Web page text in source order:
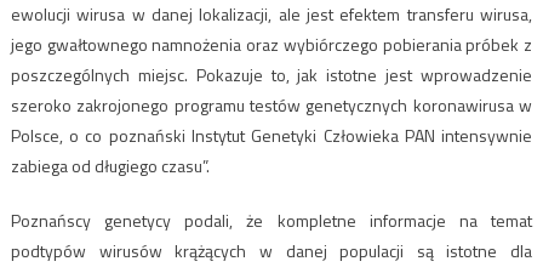
ewolucji wirusa w danej lokalizacji, ale jest efektem transferu wirusa,
jego gwałtownego namnożenia oraz wybiórczego pobierania próbek z
poszczególnych miejsc. Pokazuje to, jak istotne jest wprowadzenie
szeroko zakrojonego programu testów genetycznych koronawirusa w
Polsce, o co poznański Instytut Genetyki Człowieka PAN intensywnie
zabiega od długiego czasu”.
Poznańscy genetycy podali, że kompletne informacje na temat
podtypów wirusów krążących w danej populacji są istotne dla